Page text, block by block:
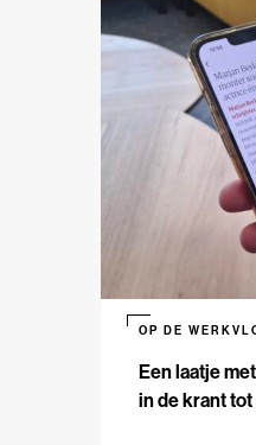
Een laatje
in de krant
OP DE